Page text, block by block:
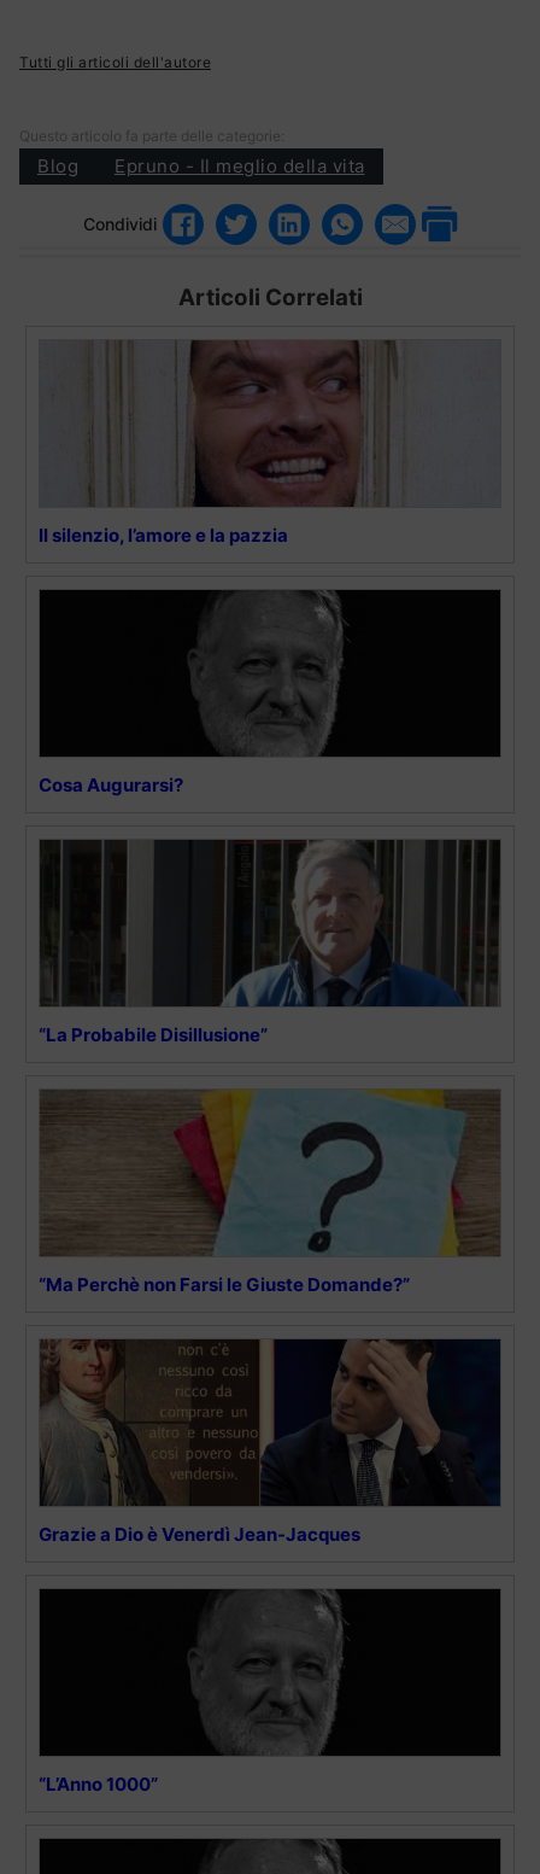
Tutti gli articoli dell'autore
Questo articolo fa parte delle categorie:
Blog Epruno - Il meglio della vita
Condividi
Articoli Correlati
Il silenzio, l’amore e la pazzia
Cosa Augurarsi?
“La Probabile Disillusione”
“Ma Perchè non Farsi le Giuste Domande?”
Grazie a Dio è Venerdì Jean-Jacques
“L’Anno 1000”